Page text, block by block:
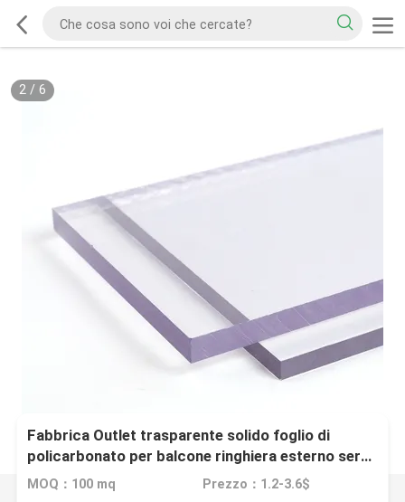
2/ 6
Fabbrica Outlet trasparente solido foglio di
policarbonato per balcone ringhiera esterno serra
interna
MOQ：100 mq Prezzo：1.2-3.6$